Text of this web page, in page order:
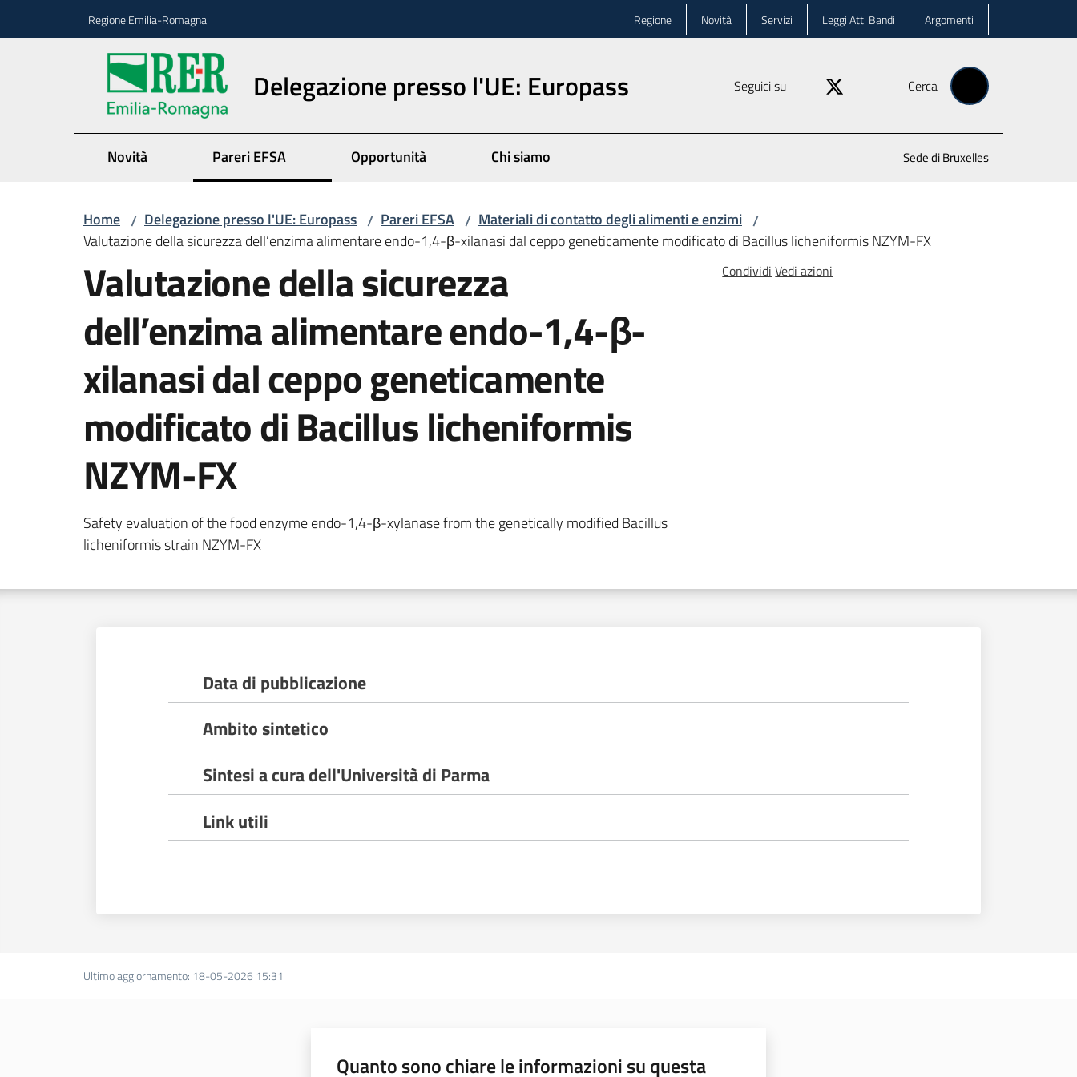
Regione Emilia-Romagna Regione Novità Servizi Leggi Atti Bandi Argomenti
Delegazione presso l'UE: Europass Seguici su Cerca
Novità Pareri EFSA Opportunità Chi siamo Sede di Bruxelles
Home / Delegazione presso l'UE: Europass / Pareri EFSA / Materiali di contatto degli alimenti e enzimi /
Valutazione della sicurezza dell’enzima alimentare endo-1,4-β-xilanasi dal ceppo geneticamente modificato di Bacillus licheniformis NZYM-FX
Valutazione della sicurezza
dell’enzima alimentare endo-1,4-β-
xilanasi dal ceppo geneticamente
modificato di Bacillus licheniformis
NZYM-FX
Safety evaluation of the food enzyme endo-1,4-β-xylanase from the genetically modified Bacillus
licheniformis strain NZYM-FX
Condividi Vedi azioni
Data di pubblicazione
Ambito sintetico
Sintesi a cura dell'Università di Parma
Link utili
Ultimo aggiornamento: 18-05-2026 15:31
Quanto sono chiare le informazioni su questa